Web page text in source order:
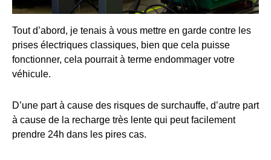
Tout d’abord, je tenais à vous mettre en garde contre les
prises électriques classiques, bien que cela puisse
fonctionner, cela pourrait à terme endommager votre
véhicule.
D’une part à cause des risques de surchauffe, d’autre part
à cause de la recharge très lente qui peut facilement
prendre 24h dans les pires cas.